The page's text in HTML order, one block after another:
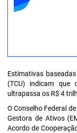
Estimativas
(TCU) indicam que
ultrapassa os R$ 4
O Conselho Federal
Gestora de Ativos
Acordo de